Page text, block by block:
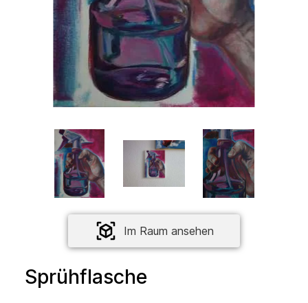
Im Raum ansehen
Sprühflasche